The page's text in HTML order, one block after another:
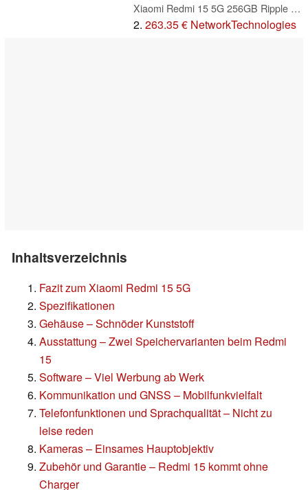
Xiaomi Redmi 15 5G 256GB Ripple Green
2.263.35 € NetworkTechnologies
Inhaltsverzeichnis
Fazit zum Xiaomi Redmi 15 5G
Spezifikationen
Gehäuse – Schnöder Kunststoff
Ausstattung – Zwei Speichervarianten beim Redmi
15
Software – Viel Werbung ab Werk
Kommunikation und GNSS – Mobilfunkvielfalt
Telefonfunktionen und Sprachqualität – Nicht zu
leise reden
Kameras – Einsames Hauptobjektiv
Zubehör und Garantie – Redmi 15 kommt ohne
Charger